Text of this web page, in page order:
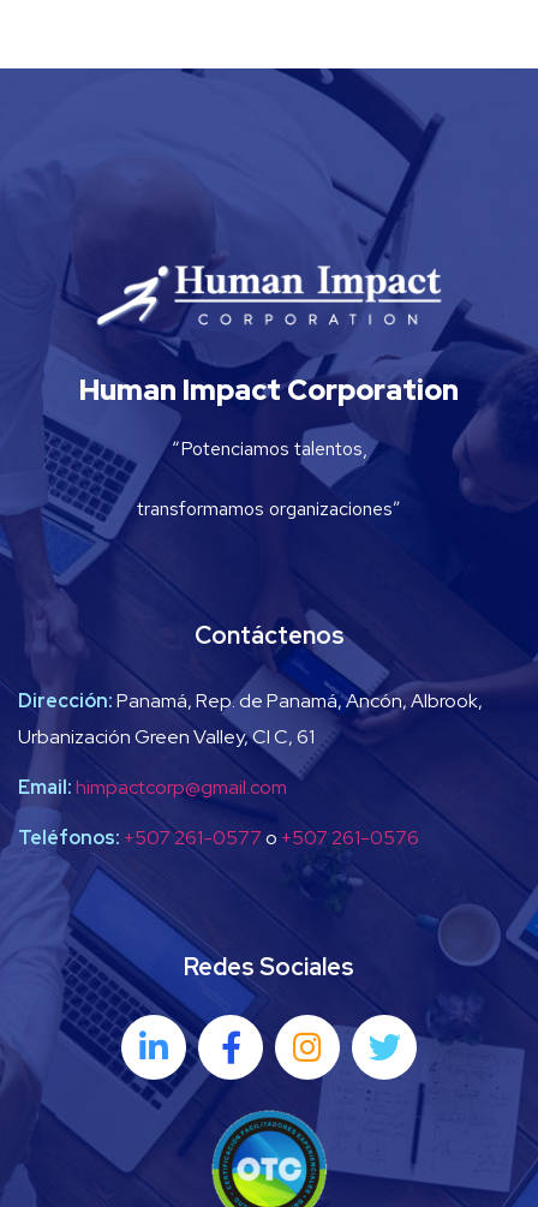
Human Impact Corporation
“Potenciamos talentos,
transformamos organizaciones”
Contáctenos
Dirección:Panamá, Rep. de Panamá, Ancón, Albrook,
Urbanización Green Valley, Cl C, 61
Email:himpactcorp@gmail.com
Teléfonos: +507 261-0577o +507 261-0576
Redes Sociales